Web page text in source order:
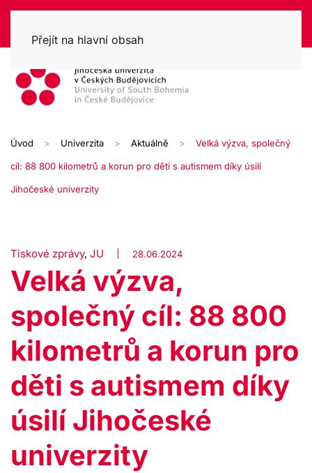
Přejít na hlavní obsah
Úvod Univerzita Aktuálně Velká výzva, společný
cíl: 88 800 kilometrů a korun pro děti s autismem díky úsilí
Jihočeské univerzity
Tiskové zprávy, JU 28.06.2024
Velká výzva,
společný cíl: 88 800
kilometrů a korun pro
děti s autismem díky
úsilí Jihočeské
univerzity